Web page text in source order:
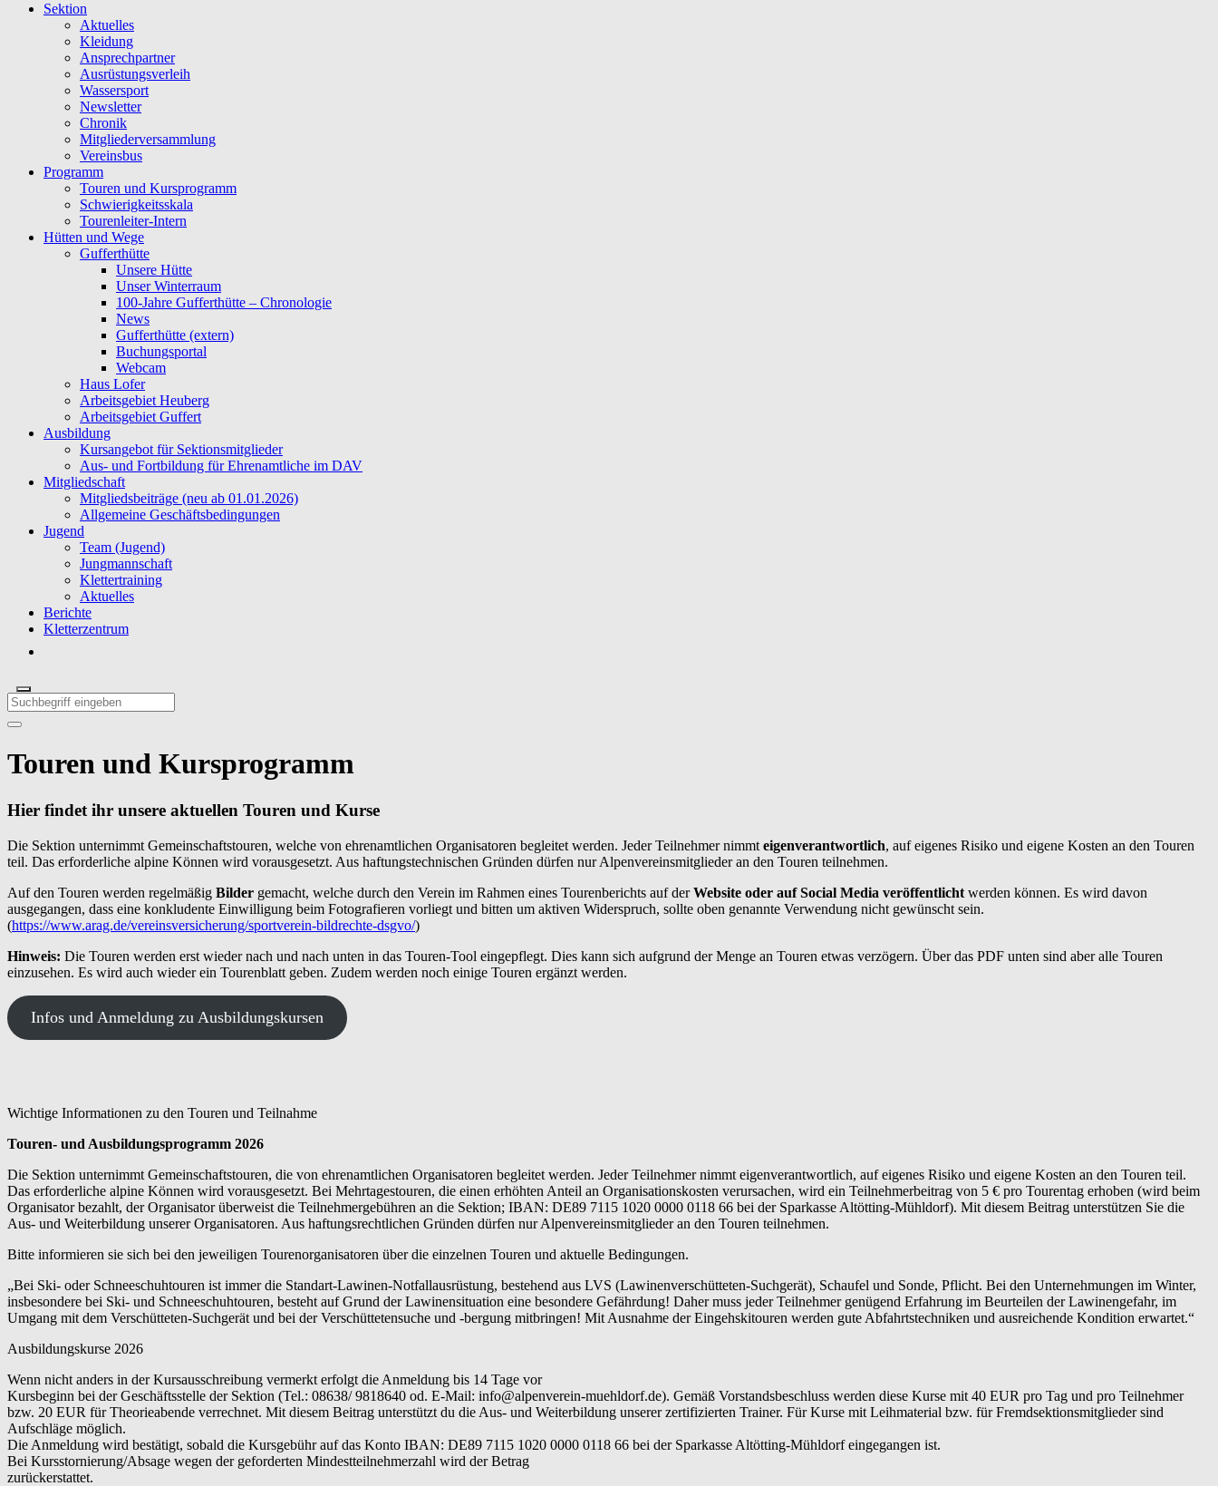
Sektion
Aktuelles
Kleidung
Ansprechpartner
Ausrüstungsverleih
Wassersport
Newsletter
Chronik
Mitgliederversammlung
Vereinsbus
Programm
Touren und Kursprogramm
Schwierigkeitsskala
Tourenleiter-Intern
Hütten und Wege
Gufferthütte
Unsere Hütte
Unser Winterraum
100-Jahre Gufferthütte – Chronologie
News
Gufferthütte (extern)
Buchungsportal
Webcam
Haus Lofer
Arbeitsgebiet Heuberg
Arbeitsgebiet Guffert
Ausbildung
Kursangebot für Sektionsmitglieder
Aus- und Fortbildung für Ehrenamtliche im DAV
Mitgliedschaft
Mitgliedsbeiträge (neu ab 01.01.2026)
Allgemeine Geschäftsbedingungen
Jugend
Team (Jugend)
Jungmannschaft
Klettertraining
Aktuelles
Berichte
Kletterzentrum
Touren und Kursprogramm
Hier findet ihr unsere aktuellen Touren und Kurse
Die Sektion unternimmt Gemeinschaftstouren, welche von ehrenamtlichen Organisatoren begleitet werden. Jeder Teilnehmer nimmt eigenverantwortlich, auf eigenes Risiko und eigene Kosten an den Touren
teil. Das erforderliche alpine Können wird vorausgesetzt. Aus haftungstechnischen Gründen dürfen nur Alpenvereinsmitglieder an den Touren teilnehmen.
Auf den Touren werden regelmäßig Bilder gemacht, welche durch den Verein im Rahmen eines Tourenberichts auf derWebsite oder auf Social Media veröffentlicht werden können. Es wird davon
ausgegangen, dass eine konkludente Einwilligung beim Fotografieren vorliegt und bitten um aktiven Widerspruch, sollte oben genannte Verwendung nicht gewünscht sein.
(https://www.arag.de/vereinsversicherung/sportverein-bildrechte-dsgvo/)
Hinweis: Die Touren werden erst wieder nach und nach unten in das Touren-Tool eingepflegt. Dies kann sich aufgrund der Menge an Touren etwas verzögern. Über das PDF unten sind aber alle Touren
einzusehen. Es wird auch wieder ein Tourenblatt geben. Zudem werden noch einige Touren ergänzt werden.
Infos und Anmeldung zu Ausbildungskursen
Wichtige Informationen zu den Touren und Teilnahme
Touren- und Ausbildungsprogramm 2026
Die Sektion unternimmt Gemeinschaftstouren, die von ehrenamtlichen Organisatoren begleitet werden. Jeder Teilnehmer nimmt eigenverantwortlich, auf eigenes Risiko und eigene Kosten an den Touren teil.
Das erforderliche alpine Können wird vorausgesetzt. Bei Mehrtagestouren, die einen erhöhten Anteil an Organisationskosten verursachen, wird ein Teilnehmerbeitrag von 5 € pro Tourentag erhoben (wird beim
Organisator bezahlt, der Organisator überweist die Teilnehmergebühren an die Sektion; IBAN: DE89 7115 1020 0000 0118 66 bei der Sparkasse Altötting-Mühldorf). Mit diesem Beitrag unterstützen Sie die
Aus- und Weiterbildung unserer Organisatoren. Aus haftungsrechtlichen Gründen dürfen nur Alpenvereinsmitglieder an den Touren teilnehmen.
Bitte informieren sie sich bei den jeweiligen Tourenorganisatoren über die einzelnen Touren und aktuelle Bedingungen.
„Bei Ski- oder Schneeschuhtouren ist immer die Standart-Lawinen-Notfallausrüstung, bestehend aus LVS (Lawinenverschütteten-Suchgerät), Schaufel und Sonde, Pflicht. Bei den Unternehmungen im Winter,
insbesondere bei Ski- und Schneeschuhtouren, besteht auf Grund der Lawinensituation eine besondere Gefährdung! Daher muss jeder Teilnehmer genügend Erfahrung im Beurteilen der Lawinengefahr, im
Umgang mit dem Verschütteten-Suchgerät und bei der Verschüttetensuche und -bergung mitbringen! Mit Ausnahme der Eingehskitouren werden gute Abfahrtstechniken und ausreichende Kondition erwartet.“
Ausbildungskurse 2026
Wenn nicht anders in der Kursausschreibung vermerkt erfolgt die Anmeldung bis 14 Tage vor
Kursbeginn bei der Geschäftsstelle der Sektion (Tel.: 08638/ 9818640 od. E-Mail: info@alpenverein-muehldorf.de). Gemäß Vorstandsbeschluss werden diese Kurse mit 40 EUR pro Tag und pro Teilnehmer
bzw. 20 EUR für Theorieabende verrechnet. Mit diesem Beitrag unterstützt du die Aus- und Weiterbildung unserer zertifizierten Trainer. Für Kurse mit Leihmaterial bzw. für Fremdsektionsmitglieder sind
Aufschläge möglich.
Die Anmeldung wird bestätigt, sobald die Kursgebühr auf das Konto IBAN: DE89 7115 1020 0000 0118 66 bei der Sparkasse Altötting-Mühldorf eingegangen ist.
Bei Kursstornierung/Absage wegen der geforderten Mindestteilnehmerzahl wird der Betrag
zurückerstattet.